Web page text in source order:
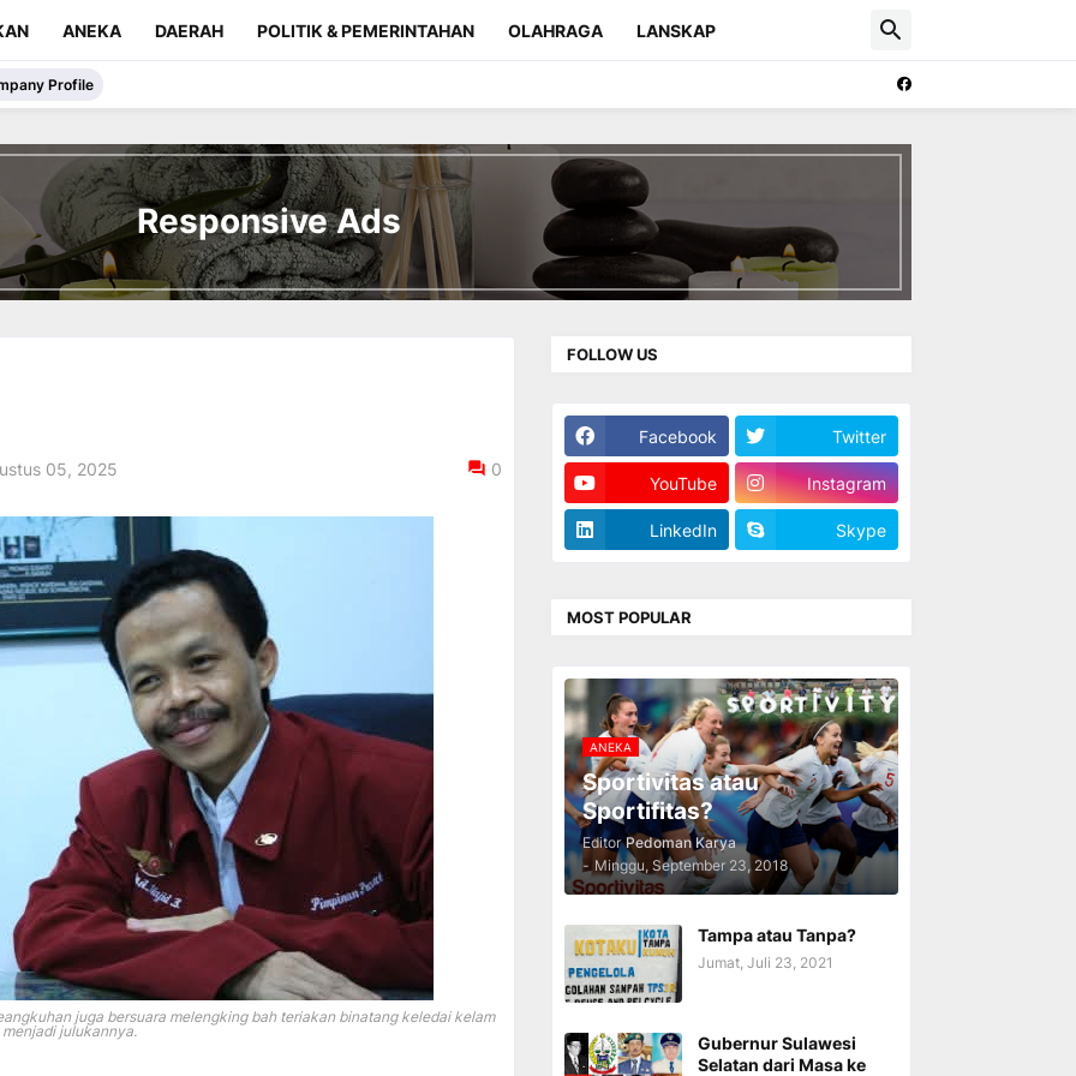
ANEKA DAERAH POLITIK & PEMERINTAHAN OLAHRAGA LANSKAP
Profile
Responsive Ads
05, 2025 0
juga bersuara melengking bah teriakan binatang keledai kelam
menjadi julukannya.
FOLLOW US
Facebook Twitter
YouTube Instagram
LinkedIn Skype
MOST POPULAR
ANEKA
Sportivitas atau
Sportifitas?
Editor Pedoman Karya
- Minggu, September 23, 2018
Tampa atau Tanpa?
Jumat, Juli 23, 2021
Gubernur Sulawesi
Selatan dari Masa ke